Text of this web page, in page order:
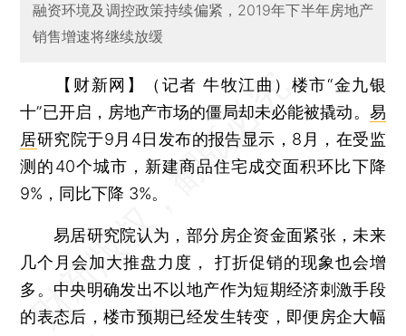
融资环境及调控政策持续偏紧，2019年下半年房地产
销售增速将继续放缓
【财新网】（记者 牛牧江曲） 楼市“金九银
十”已开启，房地产市场的僵局却未必能被撬动。 易
居研究院于9月4日发布的报告显示，8月，在受监
测的40个城市，新建商品住宅成交面积环比下降
9%，同比下降 3%。
易居研究院认为，部分房企资金面紧张，未来
几个月会加大推盘力度， 打折促销的现象也会增
多。中央明确发出不以地产作为短期经济刺激手段
的表态后，楼市预期已经发生转变，即便房企大幅